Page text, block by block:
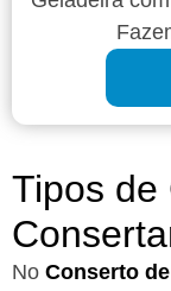
Tipos de
No Conserto